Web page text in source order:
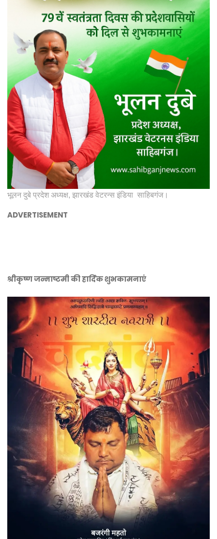
भूलन दुबे प्रदेश अध्यक्ष, झारखंड वेटरन्स इंडिया साहिबगंज।
ADVERTISEMENT
श्रीकृष्ण जन्माष्टमी की हार्दिक शुभकामनाएं